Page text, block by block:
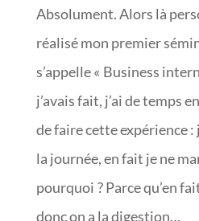
Absolument. Alors là
réalisé mon premier
s’appelle « Business
j’avais fait, j’ai de temps
de faire cette expérience :
la journée, en fait je ne
pourquoi ? Parce qu’en
donc on a la digestion…